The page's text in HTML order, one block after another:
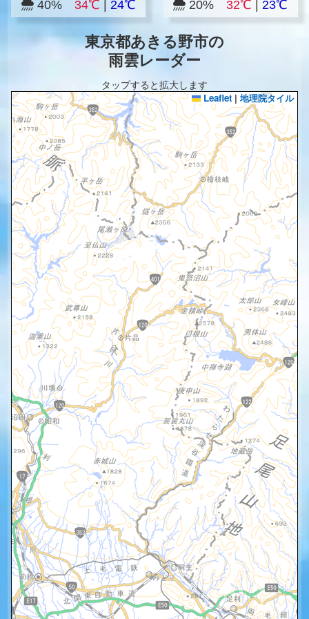
40% 34℃ 24℃ 20%32℃ |23℃
東京都あきる野市の
雨雲レーダー
タップすると拡大します
Leaflet | 地理院タイル